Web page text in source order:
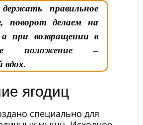
правильное
поворот делаем на
а при возвращении в
положение –
вдох.
ягодиц
специально для